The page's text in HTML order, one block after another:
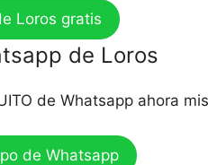
Loros gratis
de Loros
de Whatsapp ahora
de Whatsapp